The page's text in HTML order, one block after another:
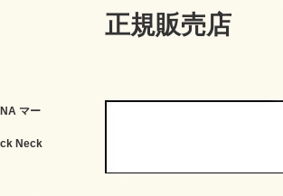
マー
Neck
正規販売店